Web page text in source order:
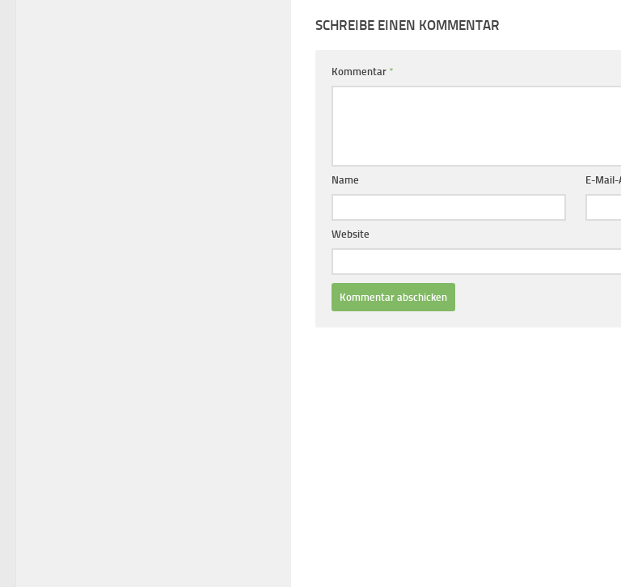
SCHREIBE EINEN KOMMENTAR
Kommentar *
Name E-Mail-
Website